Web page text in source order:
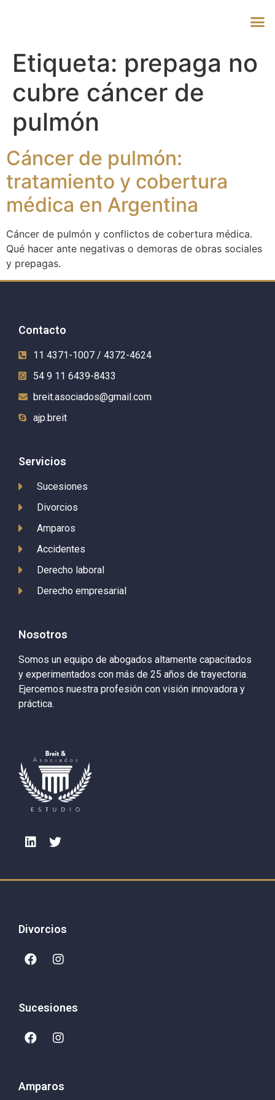
Etiqueta: prepaga no
cubre cáncer de
pulmón
Cáncer de pulmón:
tratamiento y cobertura
médica en Argentina
Cáncer de pulmón y conflictos de cobertura médica.
Qué hacer ante negativas o demoras de obras sociales
y prepagas.
Contacto
11 4371-1007 / 4372-4624
54 9 11 6439-8433
breit.asociados@gmail.com
ajp.breit
Servicios
Sucesiones
Divorcios
Amparos
Accidentes
Derecho laboral
Derecho empresarial
Nosotros
Somos un equipo de abogados altamente capacitados
y experimentados con más de 25 años de trayectoria.
Ejercemos nuestra profesión con visión innovadora y
práctica.
Divorcios
Sucesiones
Amparos